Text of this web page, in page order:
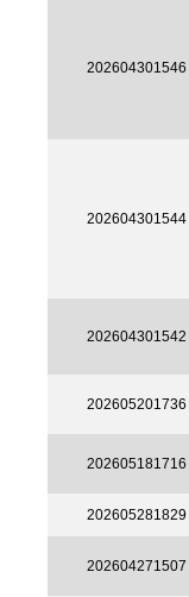
202604301546
202604301544
202604301542
202605201736
202605181716
202605281829
202604271507